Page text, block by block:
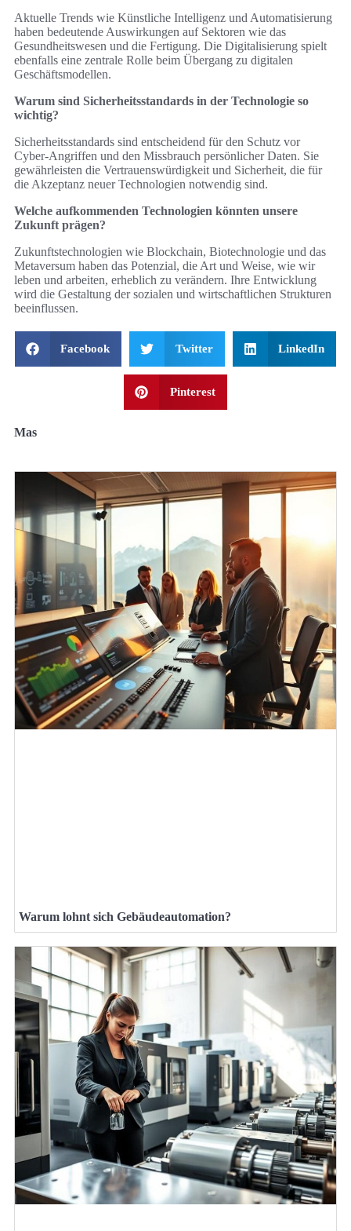
Aktuelle Trends wie Künstliche Intelligenz und Automatisierung
haben bedeutende Auswirkungen auf Sektoren wie das
Gesundheitswesen und die Fertigung. Die Digitalisierung spielt
ebenfalls eine zentrale Rolle beim Übergang zu digitalen
Geschäftsmodellen.
Warum sind Sicherheitsstandards in der Technologie so
wichtig?
Sicherheitsstandards sind entscheidend für den Schutz vor
Cyber-Angriffen und den Missbrauch persönlicher Daten. Sie
gewährleisten die Vertrauenswürdigkeit und Sicherheit, die für
die Akzeptanz neuer Technologien notwendig sind.
Welche aufkommenden Technologien könnten unsere
Zukunft prägen?
Zukunftstechnologien wie Blockchain, Biotechnologie und das
Metaversum haben das Potenzial, die Art und Weise, wie wir
leben und arbeiten, erheblich zu verändern. Ihre Entwicklung
wird die Gestaltung der sozialen und wirtschaftlichen Strukturen
beeinflussen.
Facebook Twitter LinkedIn
Pinterest
Mas
Warum lohnt sich Gebäudeautomation?